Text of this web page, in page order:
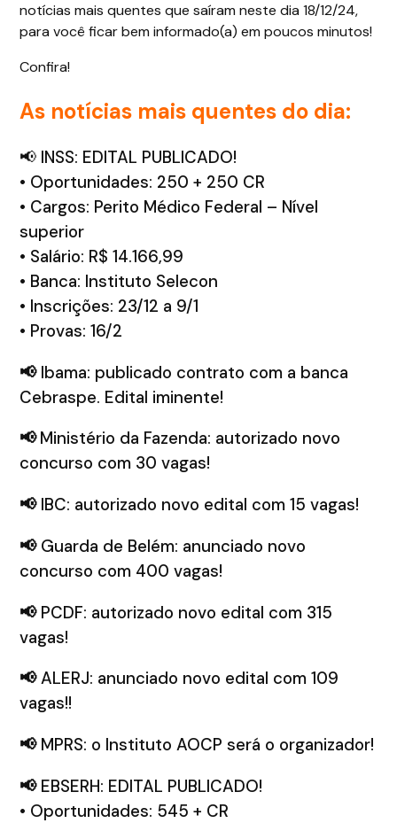
notícias mais quentes que saíram neste dia 18/12/24,
para você ficar bem informado(a) em poucos minutos!
Confira!
As notícias mais quentes do dia:
📢 INSS: EDITAL PUBLICADO!
• Oportunidades: 250 + 250 CR
• Cargos: Perito Médico Federal – Nível
superior
• Salário: R$ 14.166,99
• Banca: Instituto Selecon
• Inscrições: 23/12 a 9/1
• Provas: 16/2
📢Ibama: publicado contrato com a banca
Cebraspe. Edital iminente!
📢Ministério da Fazenda: autorizado novo
concurso com 30 vagas!
📢IBC: autorizado novo edital com 15 vagas!
📢Guarda de Belém: anunciado novo
concurso com 400 vagas!
📢PCDF: autorizado novo edital com 315
vagas!
📢ALERJ: anunciado novo edital com 109
vagas!!
📢MPRS: o Instituto AOCP será o organizador!
📢EBSERH: EDITAL PUBLICADO!
• Oportunidades: 545 + CR